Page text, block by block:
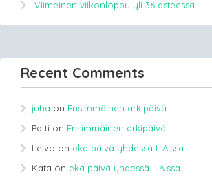
Viimeinen viikonloppu yli 36 asteessa.
Recent Comments
juha on Ensimmäinen arkipäivä
Patti on Ensimmäinen arkipäivä
Leivo on eka päivä yhdessä L.A.ssa
Kata on eka päivä yhdessä L.A.ssa